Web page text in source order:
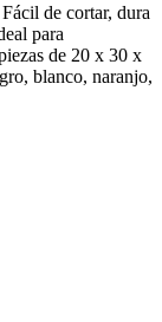
de cortar, dura
para
de 20 x 30 x
blanco, naranjo,